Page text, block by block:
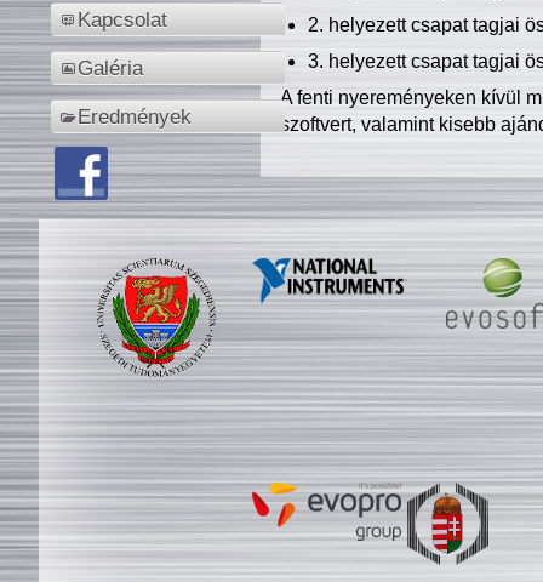
Kapcsolat
Galéria
Eredmények
2. helyezett csapat tagjai
3. helyezett csapat tagjai
A fenti nyereményeken kívül
szoftvert, valamint kisebb